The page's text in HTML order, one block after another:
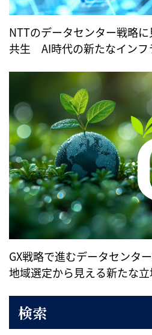
NTTのデータセンター戦略
共生 AI時代の新たなインフ
GX戦略で進むデータセンタ
地域選定から見える新たな
検索